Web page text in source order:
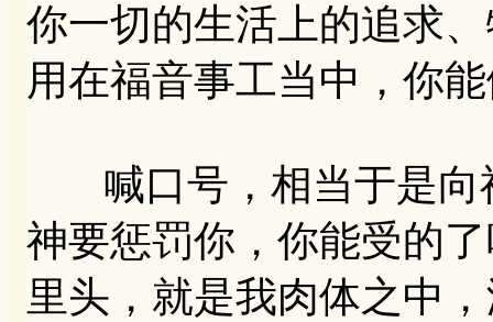
你一切的生活上的追求
用在福音事工当中，你
喊口号，相当于是向
神要惩罚你，你能受的
里头，就是我肉体之中